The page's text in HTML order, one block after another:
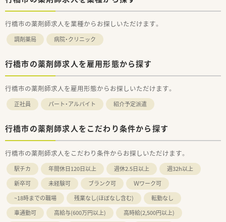
行橋市の薬剤師求人を業種からお探しいただけます。
調剤薬局 病院・クリニック
行橋市の薬剤師求人を雇用形態から探す
行橋市の薬剤師求人を雇用形態からお探しいただけます。
正社員 パート・アルバイト 紹介予定派遣
行橋市の薬剤師求人をこだわり条件から探す
行橋市の薬剤師求人をこだわり条件からお探しいただけます。
駅チカ 年間休日120日以上 週休2.5日以上
週32h以上
新卒可
未経験可 ブランク可
Ｗワーク可
~18時までの職場
残業なし(ほぼなし含む)
転勤なし
車通勤可
高給与(600万円以上)
高時給(2,500円以上)